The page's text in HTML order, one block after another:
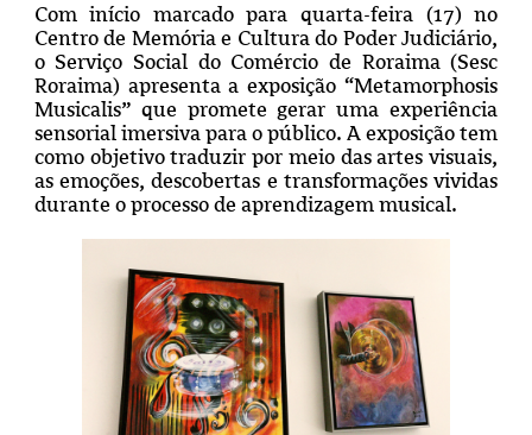
Com início marcado para quarta-feira (17) no
Centro de Memória e Cultura do Poder Judiciário,
o Serviço Social do Comércio de Roraima (Sesc
Roraima) apresenta a exposição “Metamorphosis
Musicalis” que promete gerar uma experiência
sensorial imersiva para o público. A exposição tem
como objetivo traduzir por meio das artes visuais,
as emoções, descobertas e transformações vividas
durante o processo de aprendizagem musical.